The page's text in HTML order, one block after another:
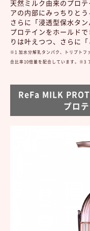
天然ミルク由来のプロ
アの内部にみっちりと
さらに「浸透型保水タ
プロテインをホールド
りは叶えつつ、さらに
※1 加水分解乳タンパク、トリプトフ
合比率10倍量を配合しています。※3
ReFa MILK
プロ